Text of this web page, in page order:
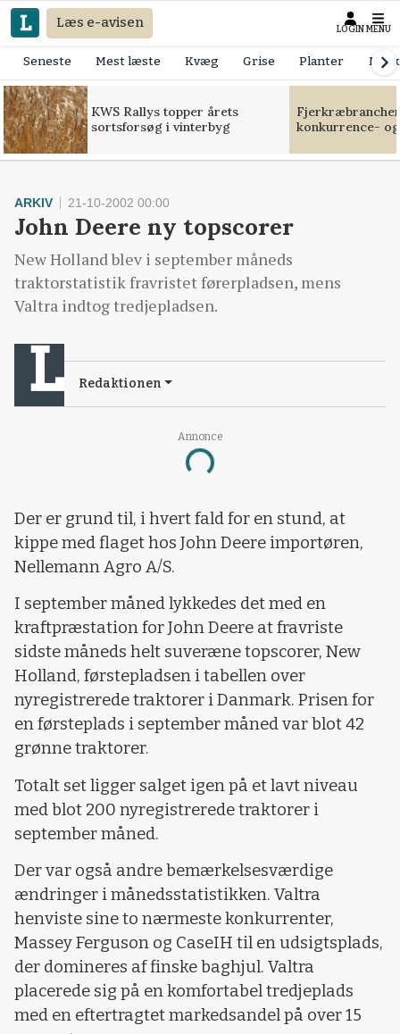
Læs e-avisen LOGIN MENU
Seneste Mest læste Kvæg Grise Planter
KWS Rallys topper årets
sortsforsøg i vinterbyg
konkurrence-
Annonce
Loading...
ARKIV 21-10-2002 00:00
John Deere ny topscorer
New Holland blev i september måneds
traktorstatistik fravristet førerpladsen, mens
Valtra indtog tredjepladsen.
Redaktionen
Der er grund til, i hvert fald for en stund, at
kippe med flaget hos John Deere importøren,
Nellemann Agro A/S.
I september måned lykkedes det med en
kraftpræstation for John Deere at fravriste
sidste måneds helt suveræne topscorer, New
Holland, førstepladsen i tabellen over
nyregistrerede traktorer i Danmark. Prisen for
en førsteplads i september måned var blot 42
grønne traktorer.
Totalt set ligger salget igen på et lavt niveau
med blot 200 nyregistrerede traktorer i
september måned.
Der var også andre bemærkelsesværdige
ændringer i månedsstatistikken. Valtra
henviste sine to nærmeste konkurrenter,
Massey Ferguson og CaseIH til en udsigtsplads,
der domineres af finske baghjul. Valtra
placerede sig på en komfortabel tredjeplads
med en eftertragtet markedsandel på over 15